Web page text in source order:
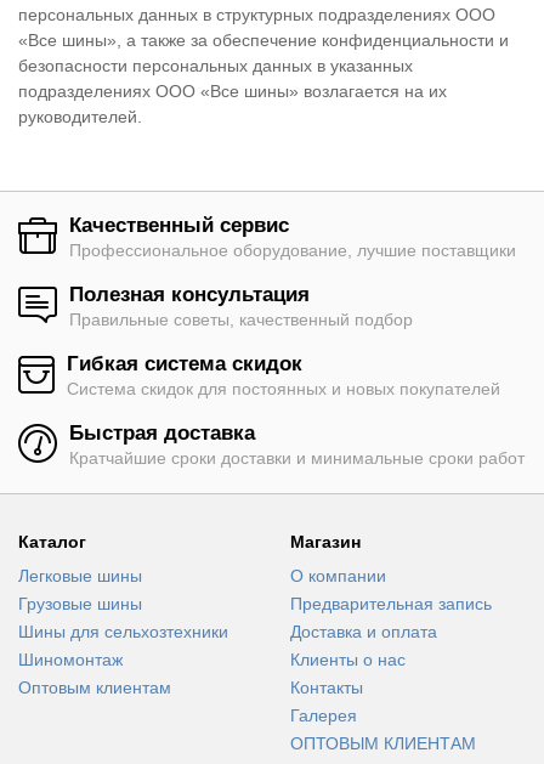
персональных данных в структурных подразделениях ООО
«Все шины», а также за обеспечение конфиденциальности и
безопасности персональных данных в указанных
подразделениях ООО «Все шины» возлагается на их
руководителей.
Качественный сервис
Профессиональное оборудование, лучшие поставщики
Полезная консультация
Правильные советы, качественный подбор
Гибкая система скидок
Система скидок для постоянных и новых покупателей
Быстрая доставка
Кратчайшие сроки доставки и минимальные сроки работ
Каталог
Легковые шины
Грузовые шины
Шины для сельхозтехники
Шиномонтаж
Оптовым клиентам
Магазин
О компании
Предварительная запись
Доставка и оплата
Клиенты о нас
Контакты
Галерея
ОПТОВЫМ КЛИЕНТАМ